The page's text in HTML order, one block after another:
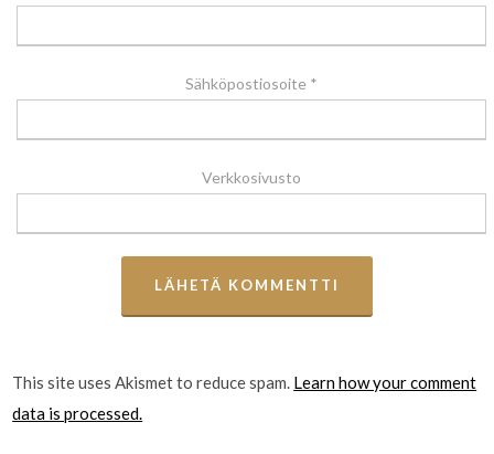
Sähköpostiosoite *
Verkkosivusto
This site uses Akismet to reduce spam. Learn how your comment
data is processed.